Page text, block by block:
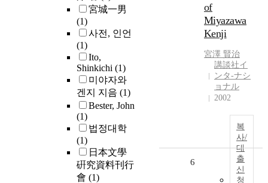
宮城一男
(1)
사전, 인언
(1)
Ito,
Shinkichi (1)
미야자와
겐지 지음 (1)
Bester, John
(1)
법정대학
(1)
日本文學
硏究資料刊行
會 (1)
of
Miyazawa
Kenji
宮澤 賢治
講談社イ
ンタ-ナシ
ョナル
2002
복
사/
대
출
신
청
6